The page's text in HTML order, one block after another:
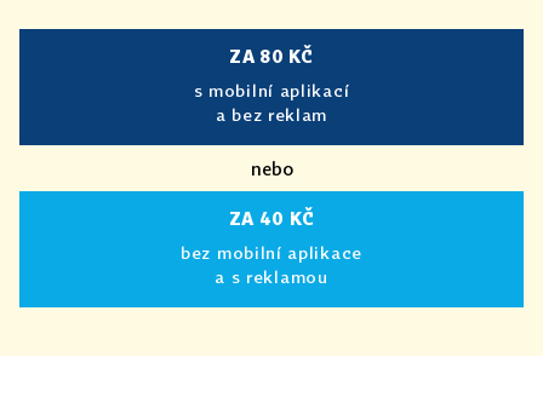
ZA 80 KČ
s mobilní aplikací
a bez reklam
nebo
ZA 40 KČ
bez mobilní aplikace
a s reklamou